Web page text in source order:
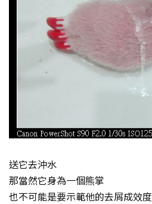
送它去沖水
那當然它身為一個熊掌
也不可能是要示範他的去屑成效度